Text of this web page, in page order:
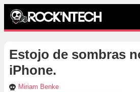
Estojo de sombras
iPhone.
Miriam Benke